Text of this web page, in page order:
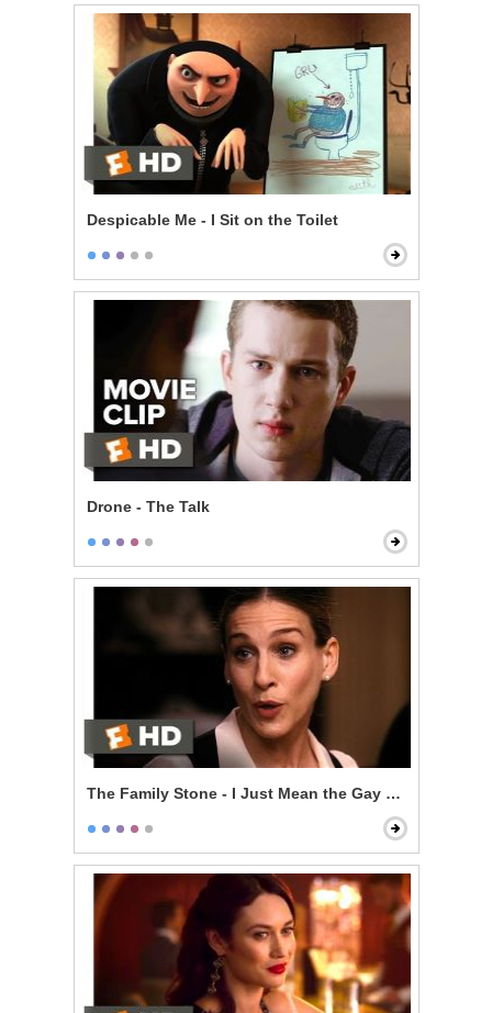
Despicable Me - I Sit on the Toilet
Drone - The Talk
The Family Stone - I Just Mean the Gay Thing